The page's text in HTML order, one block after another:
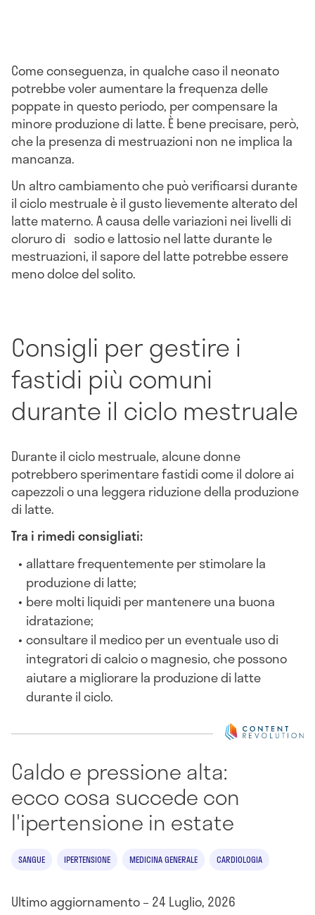
Come conseguenza, in qualche caso il neonato
potrebbe voler aumentare la frequenza delle
poppate in questo periodo, per compensare la
minore produzione di latte. È bene precisare, però,
che la presenza di mestruazioni non ne implica la
mancanza.
Un altro cambiamento che può verificarsi durante
il ciclo mestruale è il gusto lievemente alterato del
latte materno. A causa delle variazioni nei livelli di
cloruro di sodio e lattosio nel latte durante le
mestruazioni, il sapore del latte potrebbe essere
meno dolce del solito.
Consigli per gestire i
fastidi più comuni
durante il ciclo mestruale
Durante il ciclo mestruale, alcune donne
potrebbero sperimentare fastidi come il dolore ai
capezzoli o una leggera riduzione della produzione
di latte.
Tra i rimedi consigliati:
allattare frequentemente per stimolare la
produzione di latte;
bere molti liquidi per mantenere una buona
idratazione;
consultare il medico per un eventuale uso di
integratori di calcio o magnesio, che possono
aiutare a migliorare la produzione di latte
durante il ciclo.
Caldo e pressione alta:
ecco cosa succede con
l'ipertensione in estate
SANGUE IPERTENSIONE MEDICINA GENERALE CARDIOLOGIA
Ultimo aggiornamento – 24 Luglio, 2026